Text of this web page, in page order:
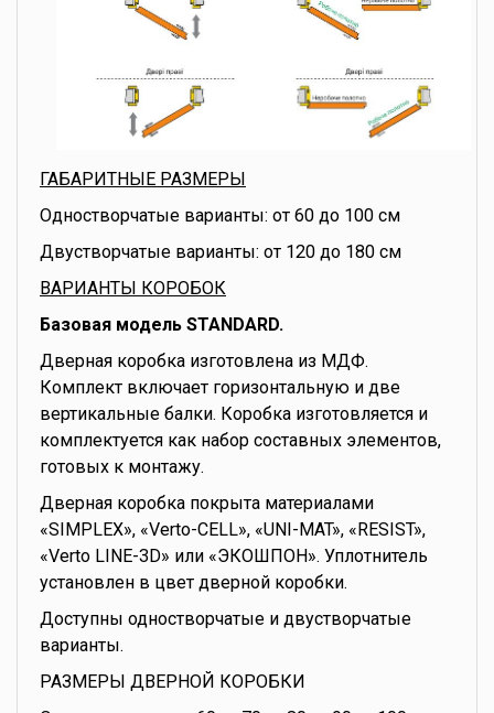
ГАБАРИТНЫЕ РАЗМЕРЫ
Одностворчатые варианты: от 60 до 100 см
Двустворчатые варианты: от 120 до 180 см
ВАРИАНТЫ КОРОБОК
Базовая модель STANDARD.
Дверная коробка изготовлена из МДФ.
Комплект включает горизонтальную и две
вертикальные балки. Коробка изготовляется и
комплектуется как набор составных элементов,
готовых к монтажу.
Дверная коробка покрыта материалами
«SIMPLEX», «Verto-CELL», «UNI-MAT», «RESIST»,
«Verto LINE-3D» или «ЭКОШПОН». Уплотнитель
установлен в цвет дверной коробки.
Доступны одностворчатые и двустворчатые
варианты.
РАЗМЕРЫ ДВЕРНОЙ КОРОБКИ